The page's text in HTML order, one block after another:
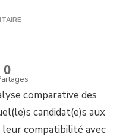
SUR
ATHÉES
?
0
comparative des
candidat(e)s aux
compatibilité avec